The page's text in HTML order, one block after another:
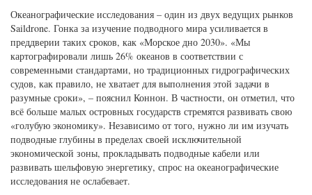
Океанографические исследования – один из двух ведущих рынков
Saildrone. Гонка за изучение подводного мира усиливается в
преддверии таких сроков, как «Морское дно 2030». «Мы
картографировали лишь 26% океанов в соответствии с
современными стандартами, но традиционных гидрографических
судов, как правило, не хватает для выполнения этой задачи в
разумные сроки», – пояснил Коннон. В частности, он отметил, что
всё больше малых островных государств стремятся развивать свою
«голубую экономику». Независимо от того, нужно ли им изучать
подводные глубины в пределах своей исключительной
экономической зоны, прокладывать подводные кабели или
развивать шельфовую энергетику, спрос на океанографические
исследования не ослабевает.